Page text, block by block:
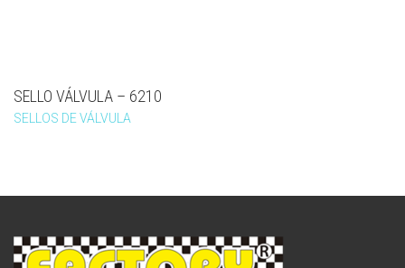
SELLO VÁLVULA – 6210
SELLOS DE VÁLVULA